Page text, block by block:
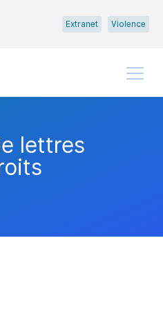
Extranet Violence
lettres